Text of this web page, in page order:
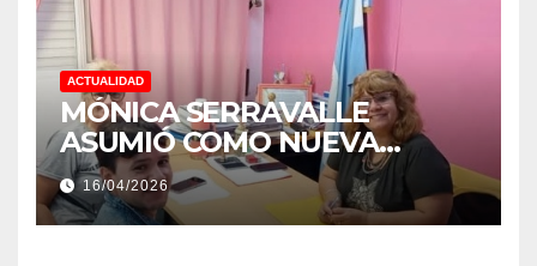
ACTUALIDAD
MÓNICA SERRAVALLE
ASUMIÓ COMO NUEVA
DIRECTORA DEL E.E.S. N° 82
«RENÉ FAVALORO» DE
BASAIL.
16/04/2026